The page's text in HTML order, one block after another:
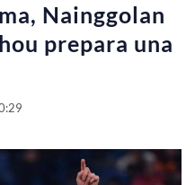
Nainggolan
prepara una